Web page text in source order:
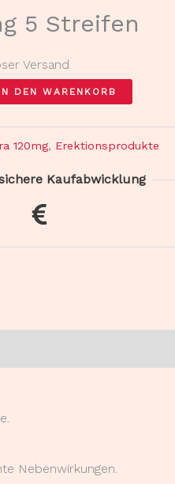
5 Streifen
Versand
DEN WARENKORB
120mg, Erektionsprodukte
Kaufabwicklung
Nebenwirkungen.